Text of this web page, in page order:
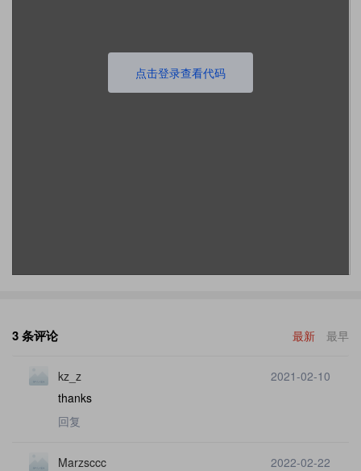
点击登录查看代码
3 条评论 最新 最早
kz_z
2021-02-10
thanks
回复
Marzsccc
2022-02-22